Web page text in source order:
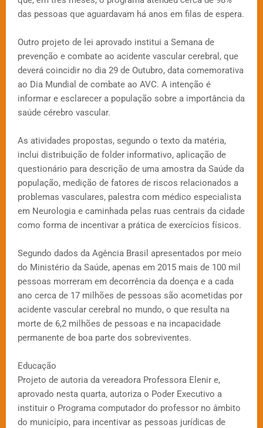
das pessoas que aguardavam há anos em filas de espera.
Outro projeto de lei aprovado institui a Semana de
prevenção e combate ao acidente vascular cerebral, que
deverá coincidir no dia 29 de Outubro, data comemorativa
ao Dia Mundial de combate ao AVC. A intenção é
informar e esclarecer a população sobre a importância da
saúde cérebro vascular.
As atividades propostas, segundo o texto da matéria,
inclui distribuição de folder informativo, aplicação de
questionário para descrição de uma amostra da Saúde da
população, medição de fatores de riscos relacionados a
problemas vasculares, palestra com médico especialista
em Neurologia e caminhada pelas ruas centrais da cidade
como forma de incentivar a prática de exercícios físicos.
Segundo dados da Agência Brasil apresentados por meio
do Ministério da Saúde, apenas em 2015 mais de 100 mil
pessoas morreram em decorrência da doença e a cada
ano cerca de 17 milhões de pessoas são acometidas por
acidente vascular cerebral no mundo, o que resulta na
morte de 6,2 milhões de pessoas e na incapacidade
permanente de boa parte dos sobreviventes.
Educação
Projeto de autoria da vereadora Professora Elenir e,
aprovado nesta quarta, autoriza o Poder Executivo a
instituir o Programa computador do professor no âmbito
do município, para incentivar as pessoas jurídicas de